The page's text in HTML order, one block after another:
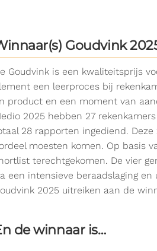
Goudvink
Goudvink is een kwaliteitsprijs
een leerproces bij
product en een moment van
2025 hebben 27
28 rapporten ingediend.
moesten komen. Op basis
terechtgekomen. De vier
een intensieve beraadslaging
2025 uitreiken aan de
de winnaar is…